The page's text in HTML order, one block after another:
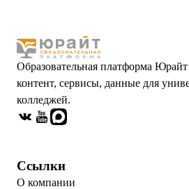
Образовательная платформа
контент, сервисы, данные для
колледжей.
Ссылки
О компании